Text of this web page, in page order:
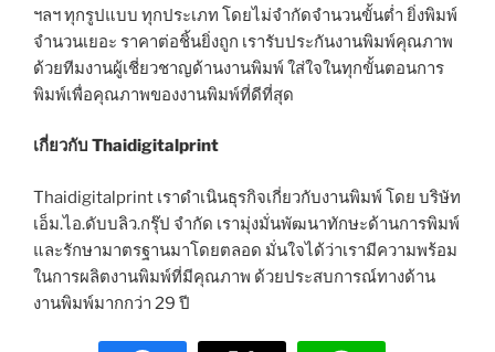
ฯลฯ ทุกรูปแบบ ทุกประเภท โดยไม่จำกัดจำนวนขั้นต่ำ ยิ่งพิมพ์
จำนวนเยอะ ราคาต่อชิ้นยิ่งถูก เรารับประกันงานพิมพ์คุณภาพ
ด้วยทีมงานผู้เชี่ยวชาญด้านงานพิมพ์ ใส่ใจในทุกขั้นตอนการ
พิมพ์เพื่อคุณภาพของงานพิมพ์ที่ดีที่สุด
เกี่ยวกับ Thaidigitalprint
Thaidigitalprint เราดำเนินธุรกิจเกี่ยวกับงานพิมพ์ โดย บริษัท
เอ็ม.ไอ.ดับบลิว.กรุ๊ป จำกัด เรามุ่งมั่นพัฒนาทักษะด้านการพิมพ์
และรักษามาตรฐานมาโดยตลอด มั่นใจได้ว่าเรามีความพร้อม
ในการผลิตงานพิมพ์ที่มีคุณภาพ ด้วยประสบการณ์ทางด้าน
งานพิมพ์มากกว่า 29 ปี